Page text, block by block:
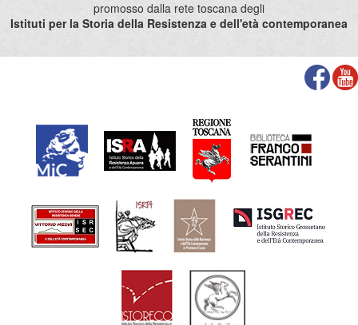
promosso dalla rete toscana degli
Istituti per la Storia della Resistenza e dell'età contemporanea